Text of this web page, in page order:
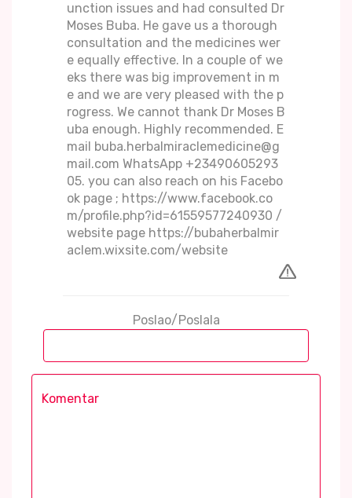
unction issues and had consulted Dr
Moses Buba. He gave us a thorough
consultation and the medicines wer
e equally effective. In a couple of we
eks there was big improvement in m
e and we are very pleased with the p
rogress. We cannot thank Dr Moses B
uba enough. Highly recommended. E
mail buba.herbalmiraclemedicine@g
mail.com WhatsApp +23490605293
05. you can also reach on his Facebo
ok page ; https://www.facebook.co
m/profile.php?id=61559577240930 /
website page https://bubaherbalmir
aclem.wixsite.com/website
Poslao/Poslala